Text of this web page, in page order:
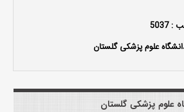
5037
علوم پزشکی گلستان
علوم پزشکی گلستان